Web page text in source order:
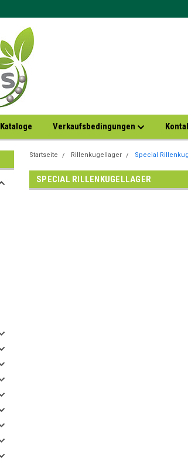
Kataloge Verkaufsbedingungen
Startseite Rillenkugellager Special
SPECIAL RILLENKUGELLAGER